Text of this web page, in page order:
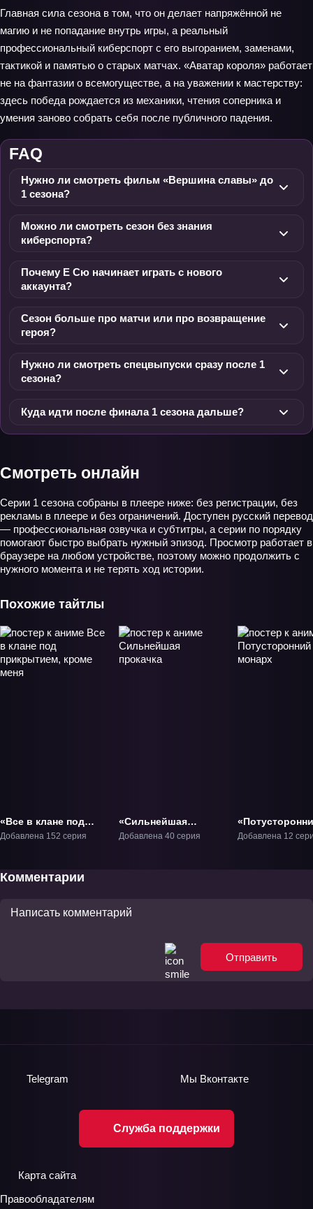
Главная сила сезона в том, что он делает напряжённой не
магию и не попадание внутрь игры, а реальный
профессиональный киберспорт с его выгоранием, заменами,
тактикой и памятью о старых матчах. «Аватар короля» работает
не на фантазии о всемогуществе, а на уважении к мастерству:
здесь победа рождается из механики, чтения соперника и
умения заново собрать себя после публичного падения.
FAQ
Нужно ли смотреть фильм «Вершина славы» до
1 сезона?
Можно ли смотреть сезон без знания
киберспорта?
Почему Е Сю начинает играть с нового
аккаунта?
Сезон больше про матчи или про возвращение
героя?
Нужно ли смотреть спецвыпуски сразу после 1
сезона?
Куда идти после финала 1 сезона дальше?
Смотреть онлайн
Серии 1 сезона собраны в плеере ниже: без регистрации, без
рекламы в плеере и без ограничений. Доступен русский перевод
— профессиональная озвучка и субтитры, а серии по порядку
помогают быстро выбрать нужный эпизод. Просмотр работает в
браузере на любом устройстве, поэтому можно продолжить с
нужного момента и не терять ход истории.
Похожие тайтлы
«Все в клане под
прикрытием, кроме
Добавлена 152 серия
«Сильнейшая
прокачка» ТВ-1
Добавлена 40 серия
злой монарх»
Добавлена 12
Комментарии
Отправить
Служба поддержки
Telegram Мы Вконтакте
Карта сайта
Правообладателям